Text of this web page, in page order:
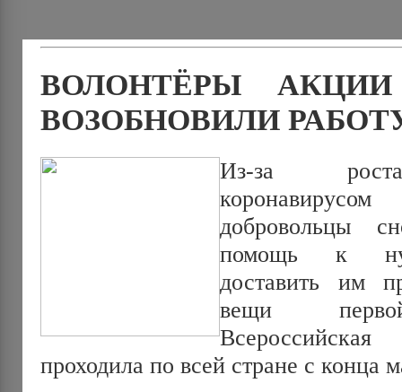
ВОЛОНТЁРЫ
ВОЗОБНОВИЛИ
Из-за роста
добровольцы
помощь к
доставить им
вещи
проходила по всей стране с конца